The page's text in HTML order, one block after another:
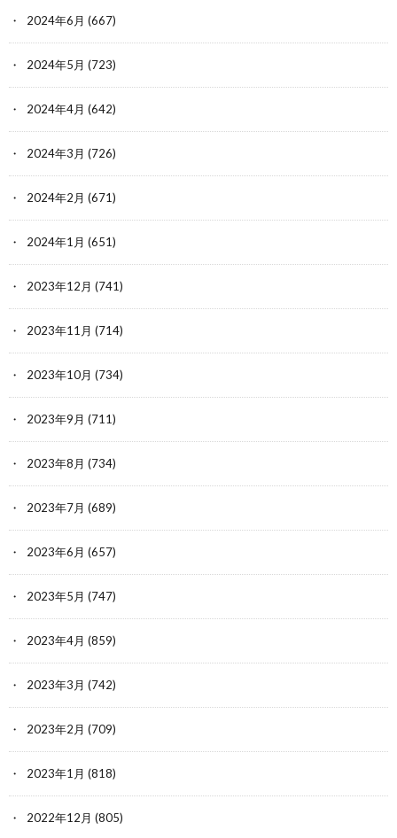
2024年6月 (667)
2024年5月 (723)
2024年4月 (642)
2024年3月 (726)
2024年2月 (671)
2024年1月 (651)
2023年12月 (741)
2023年11月 (714)
2023年10月 (734)
2023年9月 (711)
2023年8月 (734)
2023年7月 (689)
2023年6月 (657)
2023年5月 (747)
2023年4月 (859)
2023年3月 (742)
2023年2月 (709)
2023年1月 (818)
2022年12月 (805)